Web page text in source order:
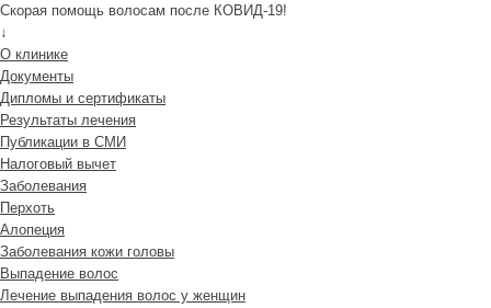
Скорая помощь волосам после КОВИД-19!
↓
О клинике
Документы
Дипломы и сертификаты
Результаты лечения
Публикации в СМИ
Налоговый вычет
Заболевания
Перхоть
Алопеция
Заболевания кожи головы
Выпадение волос
Лечение выпадения волос у женщин